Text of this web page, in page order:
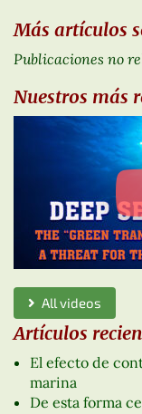
Más artículos
Publicaciones no
Nuestros más
All videos
Artículos
El efecto de
marina
De esta forma